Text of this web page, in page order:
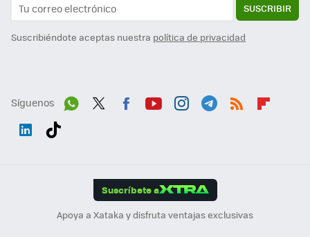
SUSCRIBIR
Suscribiéndote aceptas nuestra política de privacidad
Síguenos
Suscríbete a
Apoya a Xataka y disfruta ventajas exclusivas